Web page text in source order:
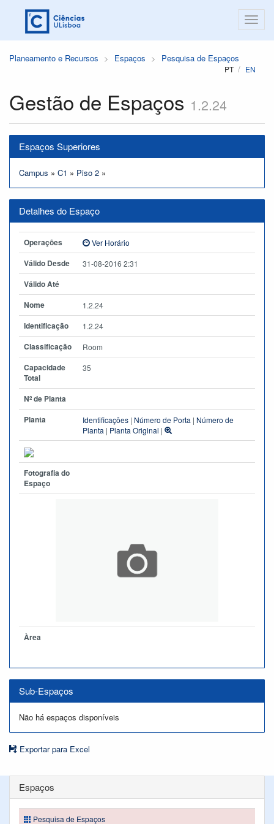
Planeamento e Recursos Espaços Pesquisa de Espaços
PT EN
Gestão de Espaços 1.2.24
Espaços Superiores
Campus » C1 » Piso 2 »
Detalhes do Espaço
Operações Ver Horário
Válido Desde 31-08-2016 2:31
Válido Até
Nome
1.2.24
Identificação 1.2.24
Classificação Room
Capacidade
Total
35
Nº de Planta
Planta
Identificações | Número de Porta | Número de
Planta | Planta Original |
Fotografia do
Espaço
Àrea
Sub-Espaços
Não há espaços disponíveis
Exportar para Excel
Espaços
Pesquisa de Espaços